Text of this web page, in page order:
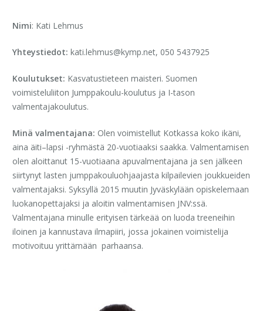
Nimi: Kati Lehmus
Yhteystiedot: kati.lehmus@kymp.net, 050 5437925
Koulutukset: Kasvatustieteen maisteri. Suomen
voimisteluliiton Jumppakoulu-koulutus ja I-tason
valmentajakoulutus.
Minä valmentajana: Olen voimistellut Kotkassa koko ikäni,
aina äiti–lapsi -ryhmästä 20-vuotiaaksi saakka. Valmentamisen
olen aloittanut 15-vuotiaana apuvalmentajana ja sen jälkeen
siirtynyt lasten jumppakouluohjaajasta kilpailevien joukkueiden
valmentajaksi. Syksyllä 2015 muutin Jyväskylään opiskelemaan
luokanopettajaksi ja aloitin valmentamisen JNV:ssä.
Valmentajana minulle erityisen tärkeää on luoda treeneihin
iloinen ja kannustava ilmapiiri, jossa jokainen voimistelija
motivoituu yrittämään parhaansa.